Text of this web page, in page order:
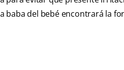
baba del bebé encontrará la